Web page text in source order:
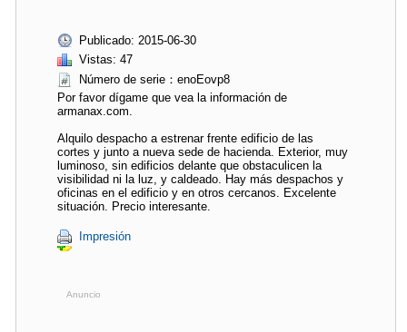
Publicado: 2015-06-30
Vistas: 47
Número de serie：enoEovp8
Por favor dígame que vea la información de
armanax.com.
Alquilo despacho a estrenar frente edificio de las
cortes y junto a nueva sede de hacienda. Exterior, muy
luminoso, sin edificios delante que obstaculicen la
visibilidad ni la luz, y caldeado. Hay más despachos y
oficinas en el edificio y en otros cercanos. Excelente
situación. Precio interesante.
Impresión
Anuncio